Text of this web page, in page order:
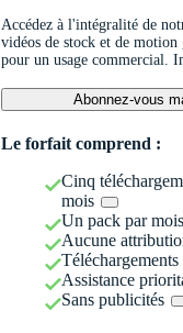
Accédez à l'intégralité de
vidéos de stock et de motion
pour un usage commercial.
Abonnez-vous
Le forfait comprend :
Cinq
mois
Un pack par mois
Aucune
Assistance
Sans publicités